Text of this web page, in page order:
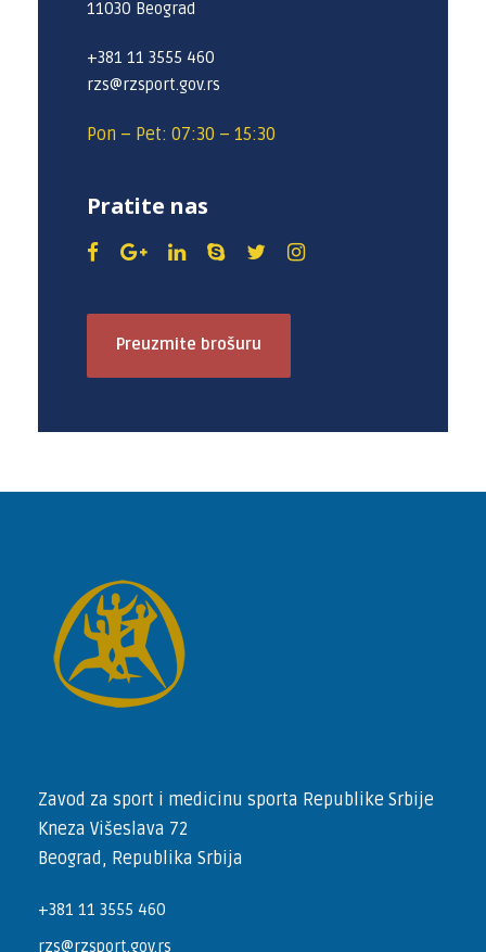
11030 Beograd
+381 11 3555 460
rzs@rzsport.gov.rs
Pon – Pet: 07:30 – 15:30
Pratite nas
Preuzmite brošuru
Zavod za sport i medicinu sporta Republike Srbije
Kneza Višeslava 72
Beograd, Republika Srbija
+381 11 3555 460
rzs@rzsport.gov.rs